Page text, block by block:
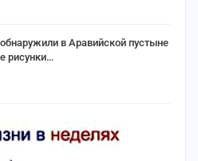
в Аравийской пустыне
рисунки…